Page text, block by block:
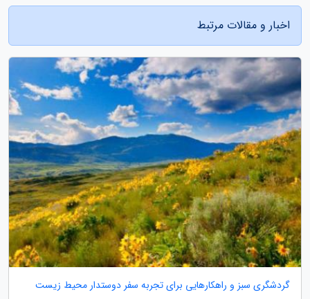
اخبار و مقالات مرتبط
گردشگری سبز و راهکارهایی برای تجربه سفر دوستدار محیط زیست